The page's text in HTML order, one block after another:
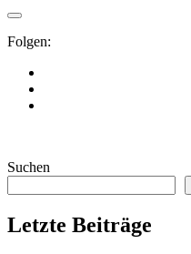
Folgen:
Suchen
Letzte Beiträge